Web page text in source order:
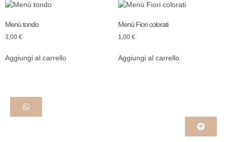
Menù tondo
3,00 €
Aggiungi al carrello
Menù Fiori colorati
1,00 €
Aggiungi al carrello